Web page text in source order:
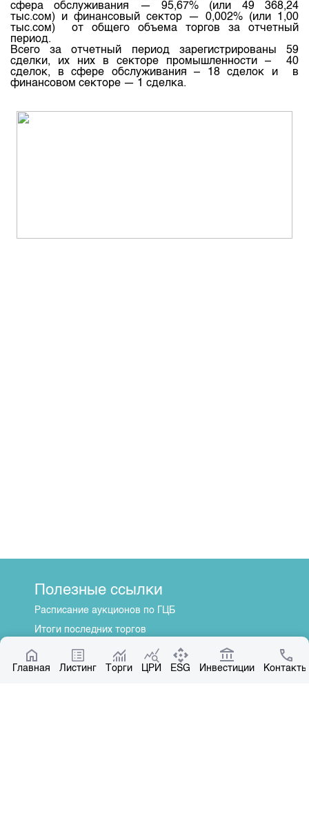
Главная Листинг Торги ЦРИ ESG Инвестиции Контакты
сфера обслуживания — 95,67% (или 49 368,24
тыс.сом) и финансовый сектор — 0,002% (или 1,00
тыс.сом) от общего объема торгов за
отчетный
период.
Всегоза отчетный период зарегистрированы 59
сделки, их них в секторе промышленности – 40
сделок, в сфере обслуживания – 18сделок и в
финансовом секторе — 1 сделка.
Полезные ссылки
Расписание аукционов по ГЦБ
Итоги последних торгов
Котировки по ЦБ
Центр раскрытия информации